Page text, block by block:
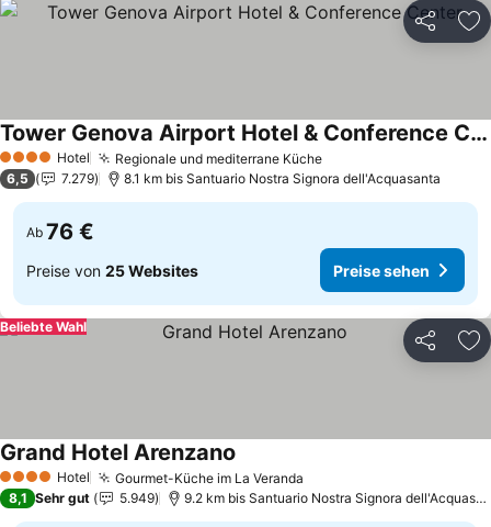
Teilen
4 Sterne Hotel Regionale und mediterrane KüchePreise sehen
Tower Genova Airport Hotel & Conference Center
Preise sehen
6,5 7.279 8.1 km bis Santuario Nostra Signora dell'Acquasanta
Ab 76 €
Preise von 25 Websites Preise sehen
Teilen
Beliebte Wahl
4 Sterne Hotel Gourmet-Küche im La Veranda
Grand Hotel Arenzano
8,1 Sehr gut 5.949 9.2 km bis Santuario Nostra Signora